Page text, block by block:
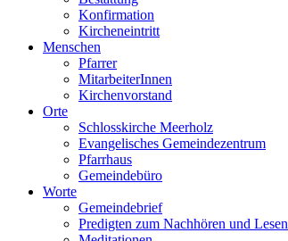
Konfirmation
Kircheneintritt
Menschen
Pfarrer
MitarbeiterInnen
Kirchenvorstand
Orte
Schlosskirche Meerholz
Evangelisches Gemeindezentrum
Pfarrhaus
Gemeindebüro
Worte
Gemeindebrief
Predigten zum Nachhören und Lesen